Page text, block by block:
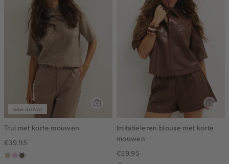
new arrival
Trui met korte mouwen
€39.95
lichtzand
lichtroze
lichtbruin
Imitatieleren blouse met korte
mouwen
€59.95